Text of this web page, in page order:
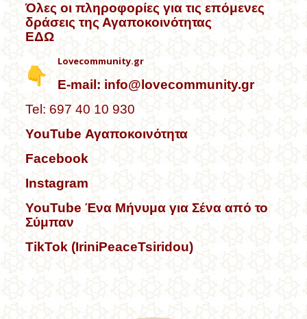
Όλες οι πληροφορίες για τις επόμενες
δράσεις της Αγαποκοινότητας
ΕΔΩ
Lovecommunity.gr
E-mail:info@lovecommunity.gr
Tel: 697 40 10 930
YouTube Αγαποκοινότητα
Facebook
Instagram
YouTube Ένα Μήνυμα για Σένα από το
Σύμπαν
TikTok (IriniPeaceTsiridou)